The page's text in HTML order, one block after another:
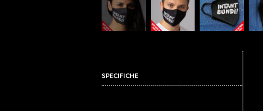
SPECIFICHE